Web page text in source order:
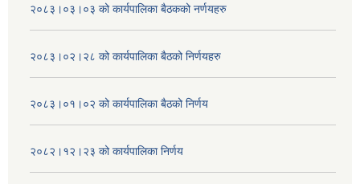
२०८३।०३।०३ को कार्यपालिका बैठकको नर्णयहरु
२०८३।०२।२८ को कार्यपालिका बैठको निर्णयहरु
२०८३।०१।०२ को कार्यपालिका बैठको निर्णय
२०८२।१२।२३ को कार्यपालिका निर्णय